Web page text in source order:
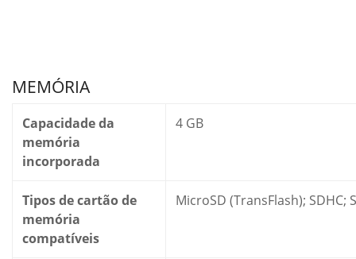
MEMÓRIA
Capacidade da
memória
incorporada
4 GB
Tipos de cartão de
memória
compatíveis
MicroSD (TransFlash); SDHC;